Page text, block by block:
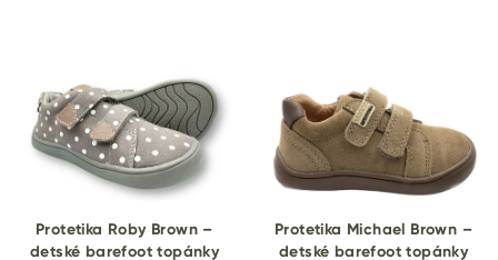
Protetika Roby Brown –
detské barefoot topánky
Protetika Michael Brown –
detské barefoot topánky